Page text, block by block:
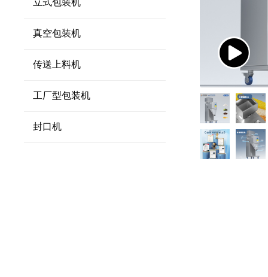
立式包装机
真空包装机
传送上料机
工厂型包装机
封口机